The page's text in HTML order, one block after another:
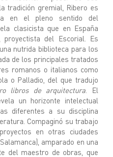
tradición gremial, Ribero es
en el pleno sentido del
clasicista que en España
proyectista del Escorial. Es
nutrida biblioteca para los
de los principales tratados
romanos o italianos como
o Palladio, del que tradujo
libros de arquitectura . El
un horizonte intelectual
diferentes a su disciplina
Compaginó su trabajo
en otras ciudades
amparado en una
del maestro de obras, que